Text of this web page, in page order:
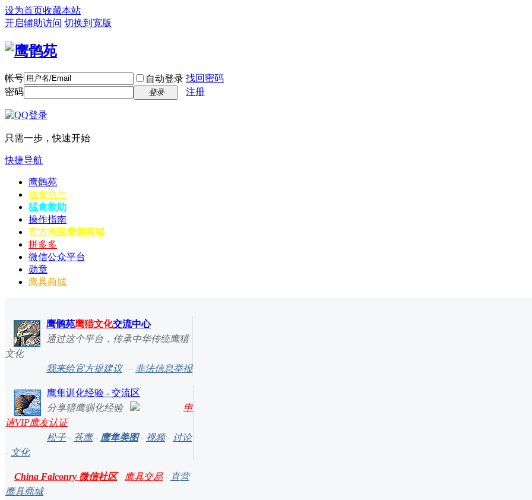
设为首页收藏本站
开启辅助访问 切换到宽版
帐号 自动登录 找回密码
密码
登录 注册
只需一步，快速开始
快捷导航
鹰鹘苑
猛禽放生
猛禽救助
操作指南
官方淘宝鹰鹘商城
拼多多
微信公众平台
勋章
鹰具商城
鹰鹘苑鹰猎文化交流中心
通过这个平台，传承中华传统鹰猎
文化
我来给官方提建议— 非法信息举报
鹰隼训化经验 - 交流区
分享猎鹰驯化经验
申
请VIP鹰友认证
松子- 苍鹰- 鹰隼美图- 视频- 讨论
- 文化
China Falconry 微信社区- 鹰具交易- 直营
鹰具商城